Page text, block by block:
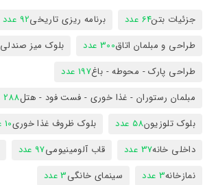
جزئیات بتن64 عدد برنامه ریزی تاریخی92 عدد
طراحی و مبلمان اتاق300 عدد بلوک میز صندلی
طراحی پارک - محوطه - باغ197 عدد
مبلمان رستوران - غذا خوری - فست فود - هتل288 عدد
بلوک تلوزیون58 عدد بلوک ظروف غذا خوری10 عدد
داخلی خانه37 عدد قاب آلومینیومی97 عدد
نمازخانه3 عدد سینمای خانگی3 عدد